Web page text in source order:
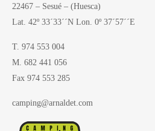
22467 – Sesué – (Huesca)
Lat. 42º 33´33´´N Lon. 0º 37´57´´E
T. 974 553 004
M. 682 441 056
Fax 974 553 285
camping@arnaldet.com